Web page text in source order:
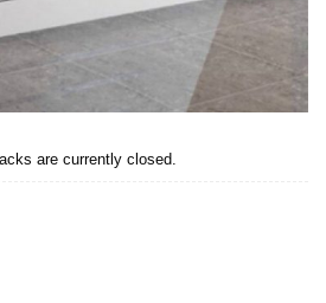
are currently closed.